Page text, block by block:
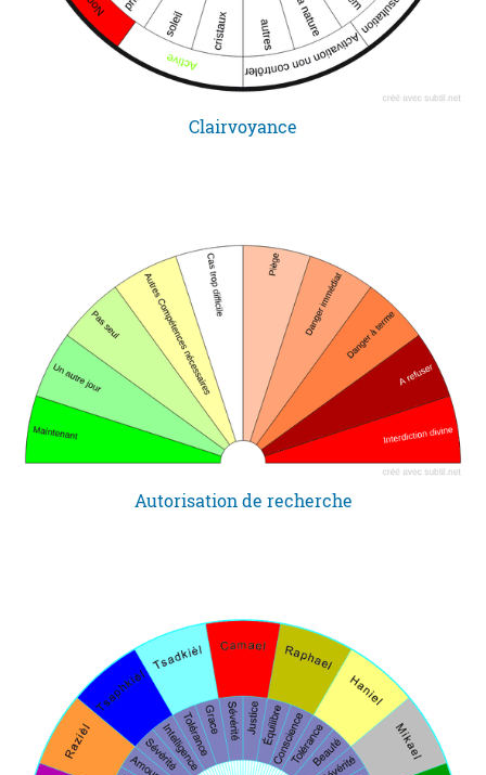
Clairvoyance
Autorisation de recherche